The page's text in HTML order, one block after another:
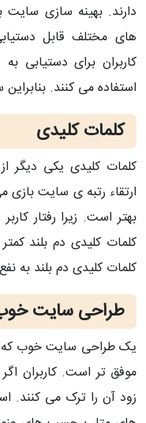
دارند. بهینه سازی
های مختلف قابل
کاربران برای دستیابی
استفاده می کنند.
کلمات کلیدی
کلمات کلیدی یکی
ارتقاء رتبه ی سایت بازی
بهتر است. زیرا رفتار
کلمات کلیدی دم بلند
کلمات کلیدی دم بلند به
طراحی سایت
یک طراحی سایت خوب که
موفق تر است. کاربران
زود آن را ترک می کنند.